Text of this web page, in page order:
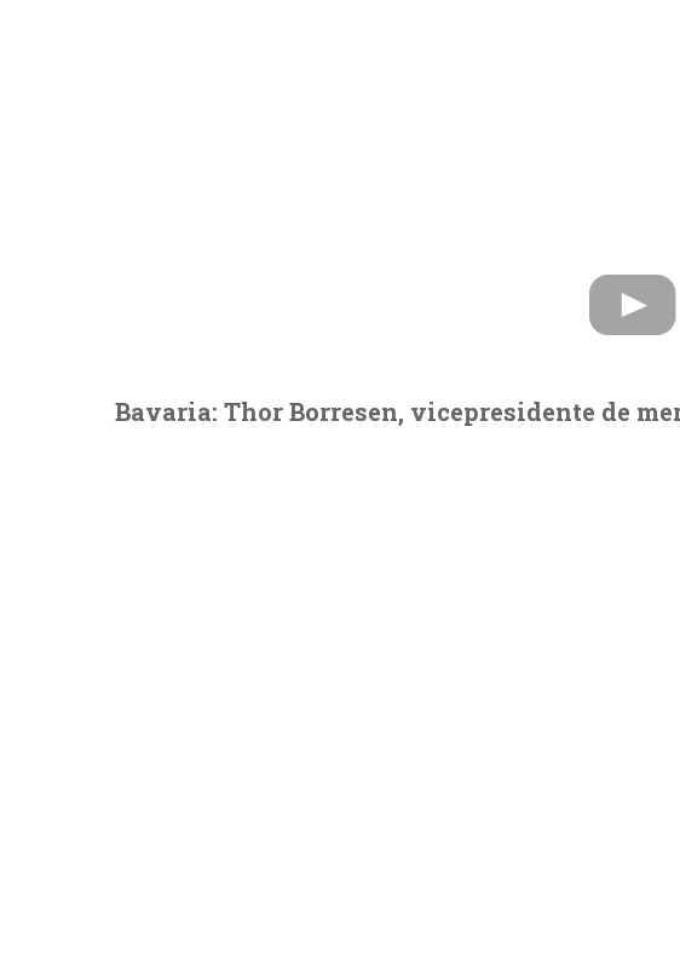
Bavaria: Thor Borresen, vicepresidente de